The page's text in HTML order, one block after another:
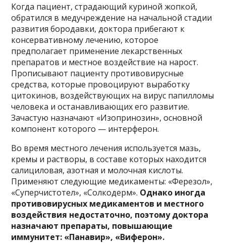
Когда пациент, страдающий куриной жопкой,
обратился в медучреждение на начальной стадии
развития бородавки, доктора прибегают к
консервативному лечению, которое
предполагает применение лекарственных
препаратов и местное воздействие на нарост.
Прописывают пациенту противовирусные
средства, которые провоцируют выработку
цитокинов, воздействующих на вирус папилломы
человека и останавливающих его развитие.
Зачастую назначают «Изопринозин», основной
компонент которого — интерферон.
Во время местного лечения используется мазь,
кремы и растворы, в составе которых находится
салициловая, азотная и молочная кислоты.
Применяют следующие медикаменты: «Ферезол»,
«Суперчистотел», «Солкодерм». Однако иногда
противовирусных медикаментов и местного
воздействия недостаточно, поэтому доктора
назначают препараты, повышающие
иммунитет: «Панавир», «Виферон».